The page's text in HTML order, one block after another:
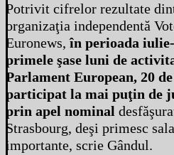
Potrivit cifrelor rezultate
organizaţia independentă
Euronews,în perioada
primele şase luni de
Parlament European, 20
participat la mai puţin de
prin apel nominal
Strasbourg, deşi primesc
importante, scrie Gândul.